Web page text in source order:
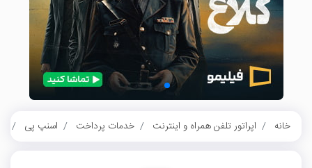
خانه اپراتور تلفن همراه و اینترنت خدمات پرداخت اسنپ پی